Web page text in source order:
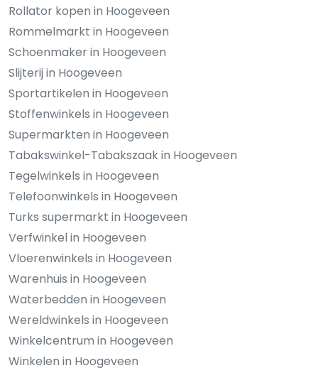
Rollator kopen in Hoogeveen
Rommelmarkt in Hoogeveen
Schoenmaker in Hoogeveen
Slijterij in Hoogeveen
Sportartikelen in Hoogeveen
Stoffenwinkels in Hoogeveen
Supermarkten in Hoogeveen
Tabakswinkel-Tabakszaak in Hoogeveen
Tegelwinkels in Hoogeveen
Telefoonwinkels in Hoogeveen
Turks supermarkt in Hoogeveen
Verfwinkel in Hoogeveen
Vloerenwinkels in Hoogeveen
Warenhuis in Hoogeveen
Waterbedden in Hoogeveen
Wereldwinkels in Hoogeveen
Winkelcentrum in Hoogeveen
Winkelen in Hoogeveen